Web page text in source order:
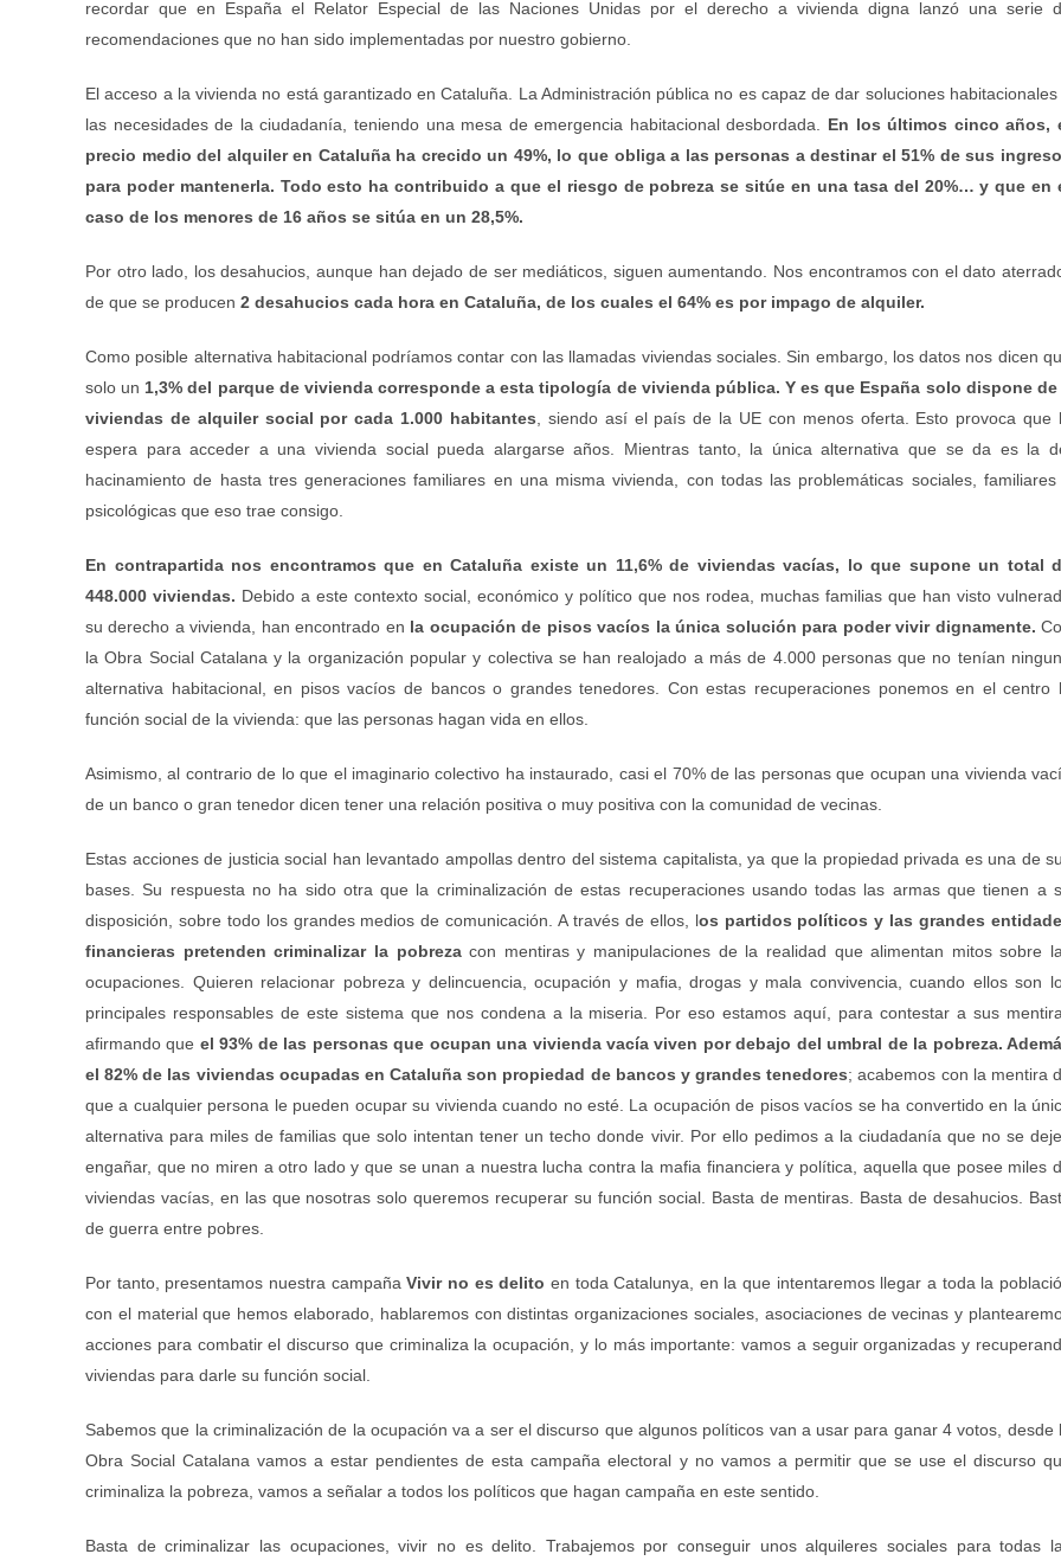
recordar que en España el Relator Especial de las Naciones Unidas por el derecho a vivienda digna lanzó una serie
recomendaciones que no han sido implementadas por nuestro gobierno.
El acceso a la vivienda no está garantizado en Cataluña. La Administración pública no es capaz de dar soluciones habitacionales
las necesidades de la ciudadanía, teniendo una mesa de emergencia habitacional desbordada. En los últimos cinco años,
precio medio del alquiler en Cataluña ha crecido un 49%, lo que obliga a las personas a destinar el 51% de sus
para poder mantenerla. Todo esto ha contribuido a que el riesgo de pobreza se sitúe en una tasa del 20%… y que en
caso de los menores de 16 años se sitúa en un 28,5%.
Por otro lado, los desahucios, aunque han dejado de ser mediáticos, siguen aumentando. Nos encontramos con el dato
de que se producen 2 desahucios cada hora en Cataluña, de los cuales el 64% es por impago de alquiler.
Como posible alternativa habitacional podríamos contar con las llamadas viviendas sociales. Sin embargo, los datos nos dicen
solo un 1,3% del parque de vivienda corresponde a esta tipología de vivienda pública. Y es que España solo dispone de
viviendas de alquiler social por cada 1.000 habitantes, siendo así el país de la UE con menos oferta. Esto provoca que
espera para acceder a una vivienda social pueda alargarse años. Mientras tanto, la única alternativa que se da es la
hacinamiento de hasta tres generaciones familiares en una misma vivienda, con todas las problemáticas sociales, familiares
psicológicas que eso trae consigo.
En contrapartida nos encontramos que en Cataluña existe un 11,6% de viviendas vacías, lo que supone un total
448.000 viviendas. Debido a este contexto social, económico y político que nos rodea, muchas familias que han visto
su derecho a vivienda, han encontrado en la ocupación de pisos vacíos la única solución para poder vivir dignamente.
la Obra Social Catalana y la organización popular y colectiva se han realojado a más de 4.000 personas que no tenían
alternativa habitacional, en pisos vacíos de bancos o grandes tenedores. Con estas recuperaciones ponemos en el centro
función social de la vivienda: que las personas hagan vida en ellos.
Asimismo, al contrario de lo que el imaginario colectivo ha instaurado, casi el 70% de las personas que ocupan una vivienda
de un banco o gran tenedor dicen tener una relación positiva o muy positiva con la comunidad de vecinas.
Estas acciones de justicia social han levantado ampollas dentro del sistema capitalista, ya que la propiedad privada es una de
bases. Su respuesta no ha sido otra que la criminalización de estas recuperaciones usando todas las armas que tienen a
disposición, sobre todo los grandes medios de comunicación. A través de ellos, los partidos políticos y las grandes
financieras pretenden criminalizar la pobrezacon mentiras y manipulaciones de la realidad que alimentan mitos sobre
ocupaciones. Quieren relacionar pobreza y delincuencia, ocupación y mafia, drogas y mala convivencia, cuando ellos son
principales responsables de este sistema que nos condena a la miseria. Por eso estamos aquí, para contestar a sus
afirmando que el 93% de las personas que ocupan una vivienda vacía viven por debajo del umbral de la pobreza.
el 82% de las viviendas ocupadas en Cataluña son propiedad de bancos y grandes tenedores; acabemos con la mentira
que a cualquier persona le pueden ocupar su vivienda cuando no esté. La ocupación de pisos vacíos se ha convertido en la
alternativa para miles de familias que solo intentan tener un techo donde vivir. Por ello pedimos a la ciudadanía que no se
engañar, que no miren a otro lado y que se unan a nuestra lucha contra la mafia financiera y política, aquella que posee miles
viviendas vacías, en las que nosotras solo queremos recuperar su función social. Basta de mentiras. Basta de desahucios.
de guerra entre pobres.
Por tanto, presentamos nuestra campañaVivir no es delito en toda Catalunya, en la que intentaremos llegar a toda la
con el material que hemos elaborado, hablaremos con distintas organizaciones sociales, asociaciones de vecinas y
acciones para combatir el discurso que criminaliza la ocupación, y lo más importante: vamos a seguir organizadas y
viviendas para darle su función social.
Sabemos que la criminalización de la ocupación va a ser el discurso que algunos políticos van a usar para ganar 4 votos, desde
Obra Social Catalana vamos a estar pendientes de esta campaña electoral y no vamos a permitir que se use el discurso
criminaliza la pobreza, vamos a señalar a todos los políticos que hagan campaña en este sentido.
Basta de criminalizar las ocupaciones, vivir no es delito. Trabajemos por conseguir unos alquileres sociales para todas